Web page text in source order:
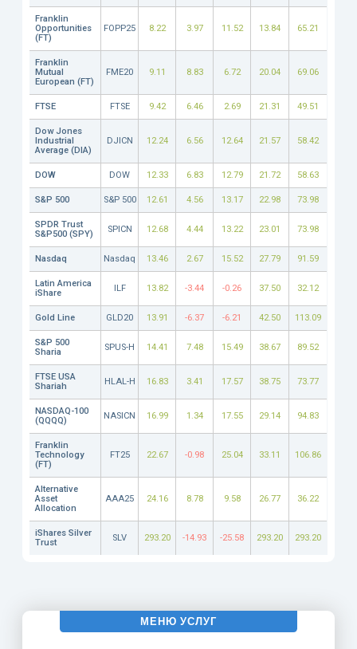
Franklin
Opportunities
(FT)
FOPP25 8.22 3.97 11.52 13.84 65.21
Franklin
Mutual
European (FT)
FME20 9.11 8.83 6.72 20.04 69.06
FTSE FTSE 9.42 6.46 2.69 21.31 49.51
Dow Jones
Industrial
Average (DIA)
DJICN 12.24 6.56 12.64 21.57 58.42
DOW DOW 12.33 6.83 12.79 21.72 58.63
S&P 500 S&P 500 12.61 4.56 13.17 22.98 73.98
SPDR Trust
S&P500 (SPY)
SPICN 12.68 4.44 13.22 23.01 73.98
Nasdaq Nasdaq 13.46 2.67 15.52 27.79 91.59
Latin America
iShare
ILF 13.82 -3.44 -0.26 37.50 32.12
Gold Line GLD20 13.91 -6.37 -6.21 42.50 113.09
S&P 500
Sharia
SPUS-H 14.41 7.48 15.49 38.67 89.52
FTSE USA
Shariah
HLAL-H 16.83 3.41 17.57 38.75 73.77
NASDAQ-100
(QQQQ)
NASICN 16.99 1.34 17.55 29.14 94.83
Franklin
Technology
(FT)
FT25 22.67 -0.98 25.04 33.11 106.86
Alternative
Asset
Allocation
AAA25 24.16 8.78 9.58 26.77 36.22
iShares Silver
Trust
SLV 293.20 -14.93 -25.58 293.20 293.20
МЕНЮ УСЛУГ